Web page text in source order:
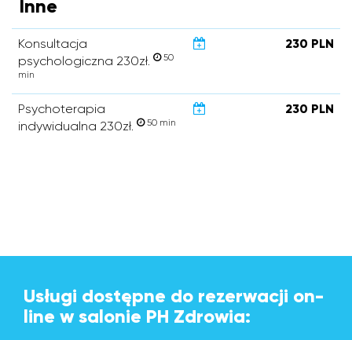
Inne
Konsultacja
psychologiczna 230zł.
50
min
230 PLN
Psychoterapia
indywidualna 230zł.
50 min
230 PLN
Usługi dostępne do rezerwacji on-
line w salonie PH Zdrowia: